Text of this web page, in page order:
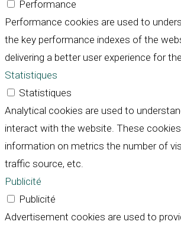
Performance
Performance cookies are used to
the key performance indexes of the
delivering a better user experience for
Statistiques
Statistiques
Analytical cookies are used to
interact with the website. These
information on metrics the number of
traffic source, etc.
Publicité
Publicité
Advertisement cookies are used to